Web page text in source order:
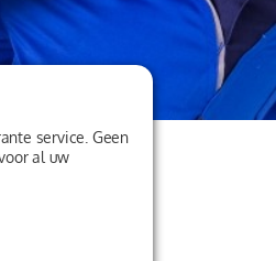
service. Geen
al uw